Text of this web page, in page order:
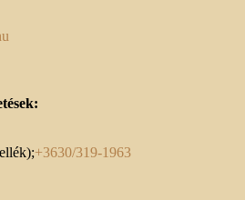
+3630/319-1963